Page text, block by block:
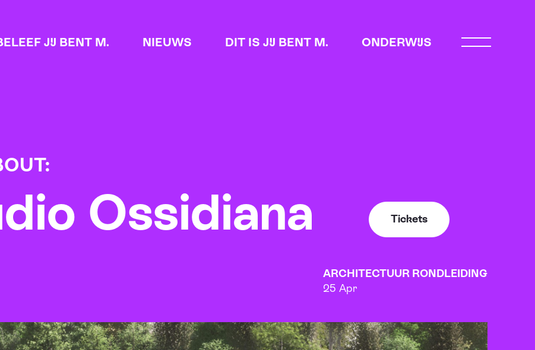
JIJ BENT M. NIEUWS DIT IS JIJ BENT M. ONDERWIJS
Ossidiana Tickets
ARCHITECTUUR RONDLEIDING
25 Apr